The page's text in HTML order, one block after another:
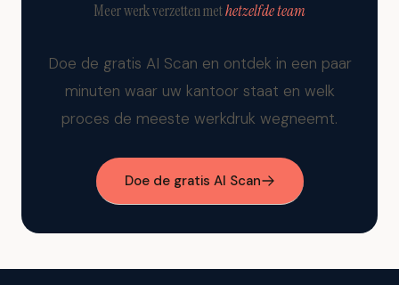
Meer werk verzetten methetzelfde team
Doe de gratis AI Scan en ontdek in een paar
minuten waar uw kantoor staat en welk
proces de meeste werkdruk wegneemt.
Doe de gratis AI Scan